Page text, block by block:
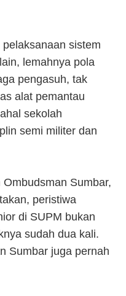
sistem
lemahnya pola
pengasuh, tak
alat pemantau
sekolah
semi militer dan
Sumbar,
peristiwa
di SUPM bukan
sudah dua kali.
Sumbar juga pernah